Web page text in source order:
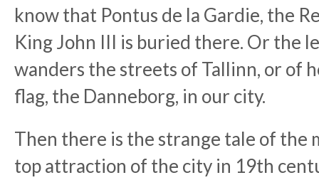
know that Pontus de la Gardie, the
King John III is buried there. Or the
wanders the streets of Tallinn, or of
flag, the Danneborg, in our city.
Then there is the strange tale of the
top attraction of the city in 19th